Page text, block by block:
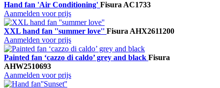
Hand fan 'Air Conditioning' FisuraAC1733
Aanmelden voor prijs
XXL hand fan ''summer love'' FisuraAHX2611200
Aanmelden voor prijs
Painted fan ‘cazzo di caldo’ grey and black Fisura
AHW2510693
Aanmelden voor prijs